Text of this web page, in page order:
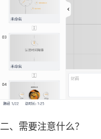
二、需要注意什么？